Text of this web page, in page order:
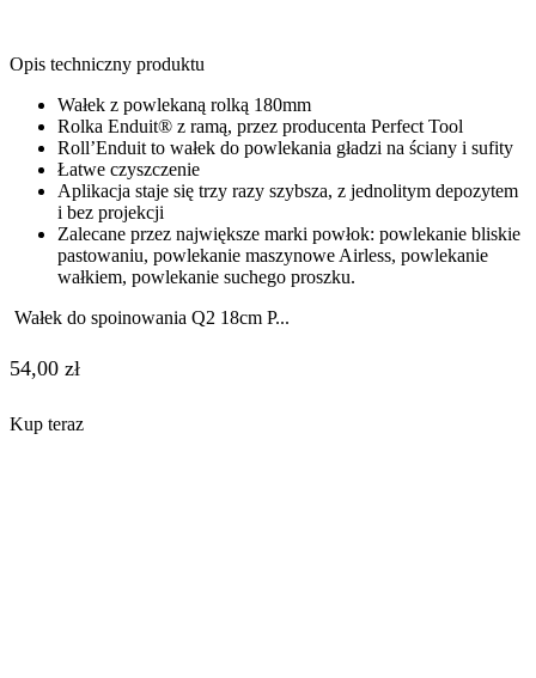
Opis techniczny produktu
Wałek z powlekaną rolką 180mm
Rolka Enduit® z ramą, przez producenta Perfect Tool
Roll’Enduit to wałek do powlekania gładzi na ściany i sufity
Łatwe czyszczenie
Aplikacja staje się trzy razy szybsza, z jednolitym depozytem
i bez projekcji
Zalecane przez największe marki powłok: powlekanie bliskie
pastowaniu, powlekanie maszynowe Airless, powlekanie
wałkiem, powlekanie suchego proszku.
Wałek do spoinowania Q2 18cm P...
54,00 zł
Kup teraz